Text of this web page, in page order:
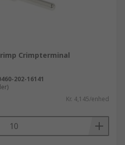
Crimpterminal
202-16141
Kr. 4,145/enhed